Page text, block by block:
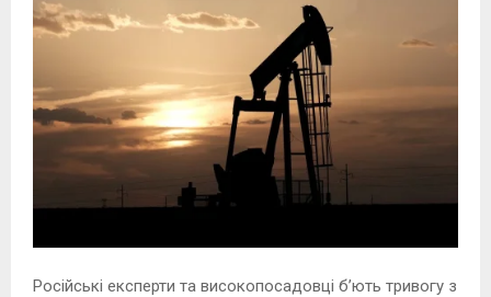
Російські експерти та високопосадовці бʼють тривогу з